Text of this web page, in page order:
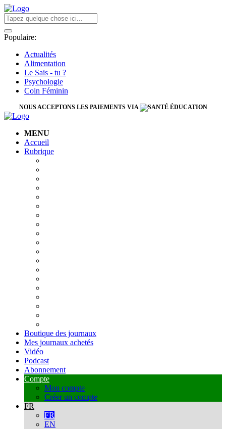
Populaire:
Actualités
Alimentation
Le Sais - tu ?
Psychologie
Coin Féminin
NOUS ACCEPTONS LES PAIEMENTS VIA
MENU
Accueil
Rubrique
Boutique des journaux
Mes journaux achetés
Vidéo
Podcast
Abonnement
Compte
Mon compte
Créer un compte
FR
FR
EN